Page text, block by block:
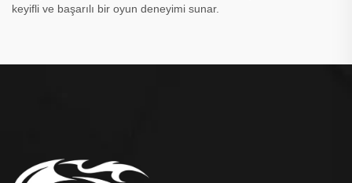
keyifli ve başarılı bir oyun deneyimi sunar.